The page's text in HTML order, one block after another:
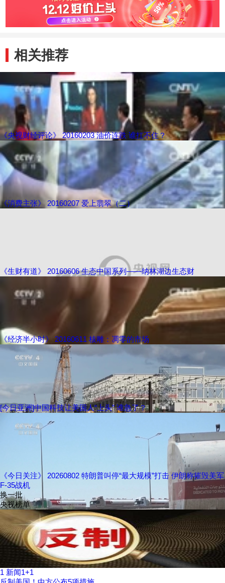
相关推荐
《央视财经评论》 20160203 油价连跌 谁扛不住？
《消费主张》 20160207 爱上翡翠（二）
《生财有道》 20160606 生态中国系列——纳林湖边生态财
《经济半小时》 20160611 核雕：凋零的市场
[今日亚洲]中国科技让美国人“上头” 谁急了？
《今日关注》 20260802 特朗普叫停“最大规模”打击 伊朗称摧毁美军
F-35战机
换一批
央视榜单
1 新闻1+1